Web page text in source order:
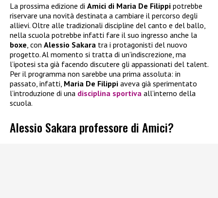
La prossima edizione di Amici di Maria De Filippi potrebbe
riservare una novità destinata a cambiare il percorso degli
allievi. Oltre alle tradizionali discipline del canto e del ballo,
nella scuola potrebbe infatti fare il suo ingresso anche la
boxe , con Alessio Sakara tra i protagonisti del nuovo
progetto. Al momento si tratta di un’indiscrezione, ma
l’ipotesi sta già facendo discutere gli appassionati del talent.
Per il programma non sarebbe una prima assoluta: in
passato, infatti, Maria De Filippi aveva già sperimentato
l’introduzione di una disciplina sportiva all’interno della
scuola.
Alessio Sakara professore di Amici?